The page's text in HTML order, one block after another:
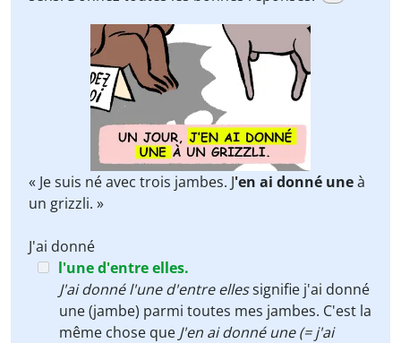
« Je suis né avec trois jambes. J'en ai donné uneà
un grizzli. »
J'ai donné
l'une d'entre elles.
J'ai donné l'une d'entre ellessignifie j'ai donné
une (jambe) parmi toutes mes jambes. C'est la
même chose que J'en ai donné une (= j'ai